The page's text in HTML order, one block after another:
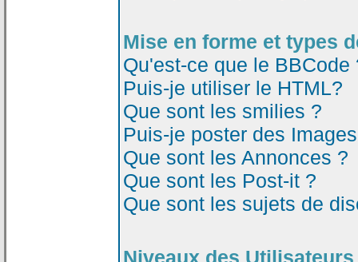
Mise en forme et types
Qu'est-ce que le BBCode
Puis-je utiliser le HTML?
Que sont les smilies ?
Puis-je poster des
Que sont les Annonces ?
Que sont les Post-it ?
Que sont les sujets de
Niveaux des